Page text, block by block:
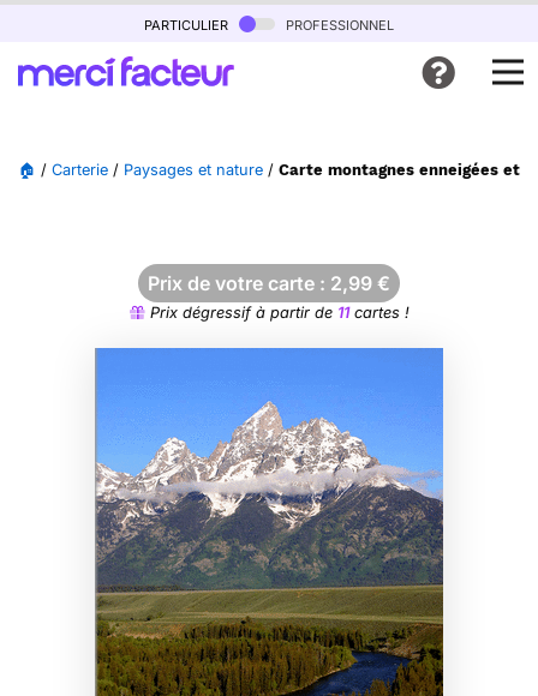
particulier professionnel
🏠 / Carterie / Paysages et nature / Carte montagnes enneigées et
Prix de votre carte : 2,99 €
Prix dégressif à partir de 11cartes !